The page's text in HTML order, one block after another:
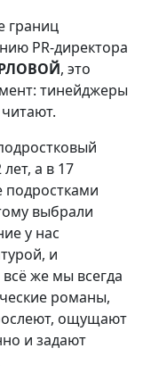
границ
PR-директора
, это
тинейджеры
а в 17
подростками
выбрали
у нас
и
же мы всегда
романы,
ощущают
и задают